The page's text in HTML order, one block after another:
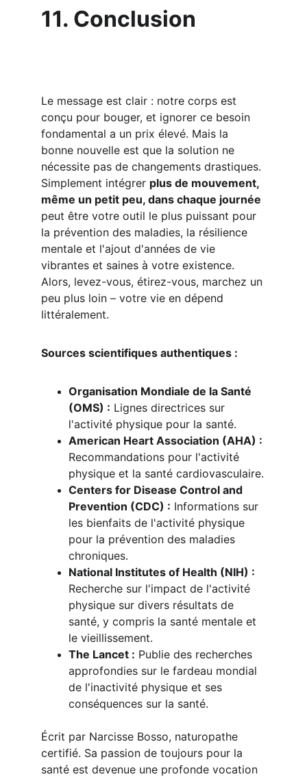
11. Conclusion
Le message est clair : notre corps est
conçu pour bouger, et ignorer ce besoin
fondamental a un prix élevé. Mais la
bonne nouvelle est que la solution ne
nécessite pas de changements drastiques.
Simplement intégrer plus de mouvement,
même un petit peu, dans chaque journée
peut être votre outil le plus puissant pour
la prévention des maladies, la résilience
mentale et l'ajout d'années de vie
vibrantes et saines à votre existence.
Alors, levez-vous, étirez-vous, marchez un
peu plus loin – votre vie en dépend
littéralement.
Sources scientifiques authentiques :
Organisation Mondiale de la Santé
(OMS) : Lignes directrices sur
l'activité physique pour la santé.
American Heart Association (AHA) :
Recommandations pour l'activité
physique et la santé cardiovasculaire.
Centers for Disease Control and
Prevention (CDC) : Informations sur
les bienfaits de l'activité physique
pour la prévention des maladies
chroniques.
National Institutes of Health (NIH) :
Recherche sur l'impact de l'activité
physique sur divers résultats de
santé, y compris la santé mentale et
le vieillissement.
The Lancet : Publie des recherches
approfondies sur le fardeau mondial
de l'inactivité physique et ses
conséquences sur la santé.
Écrit par Narcisse Bosso, naturopathe
certifié. Sa passion de toujours pour la
santé est devenue une profonde vocation